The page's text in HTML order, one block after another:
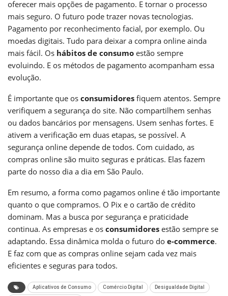
oferecer mais opções de pagamento. E tornar o processo
mais seguro. O futuro pode trazer novas tecnologias.
Pagamento por reconhecimento facial, por exemplo. Ou
moedas digitais. Tudo para deixar a compra online ainda
mais fácil. Os hábitos de consumo estão sempre
evoluindo. E os métodos de pagamento acompanham essa
evolução.
É importante que os consumidores fiquem atentos. Sempre
verifiquem a segurança do site. Não compartilhem senhas
ou dados bancários por mensagens. Usem senhas fortes. E
ativem a verificação em duas etapas, se possível. A
segurança online depende de todos. Com cuidado, as
compras online são muito seguras e práticas. Elas fazem
parte do nosso dia a dia em São Paulo.
Em resumo, a forma como pagamos online é tão importante
quanto o que compramos. O Pix e o cartão de crédito
dominam. Mas a busca por segurança e praticidade
continua. As empresas e os consumidores estão sempre se
adaptando. Essa dinâmica molda o futuro do e-commerce.
E faz com que as compras online sejam cada vez mais
eficientes e seguras para todos.
Aplicativos de Consumo Comércio Digital Desigualdade Digital